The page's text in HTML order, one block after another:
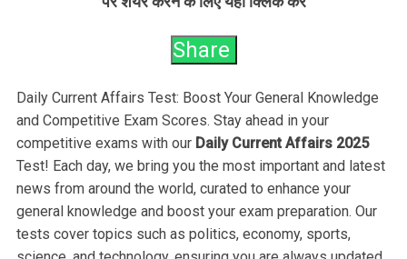
Share
Daily Current Affairs Test: Boost Your General Knowledge
and Competitive Exam Scores. Stay ahead in your
competitive exams with our Daily Current Affairs 2025
Test! Each day, we bring you the most important and latest
news from around the world, curated to enhance your
general knowledge and boost your exam preparation. Our
tests cover topics such as politics, economy, sports,